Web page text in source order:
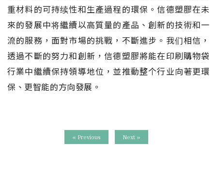
重材料的可持续性和生產過程的環保。信德塑膠在未
來的發展中将繼續以高質量的產品、創新的技術和一
流的服務，面對市場的挑戰，不斷進步。我们相信，
透過不斷的努力和創新，信德塑膠將能在印刷購物袋
行業中繼續保持領導地位，並推動整个行业向著更環
保、更智能的方向發展。
« Previous Next »